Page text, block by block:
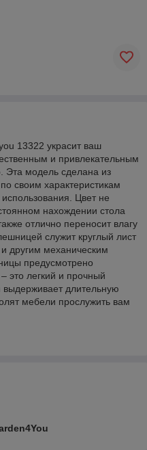
13322 украсит ваш
и привлекательным
Эта модель сделана из
своим характеристикам
Цвет не
нахождении стола
отлично переносит влагу
служит круглый лист
другим механическим
предусмотрено
это легкий и прочный
длительную
мебели прослужить вам